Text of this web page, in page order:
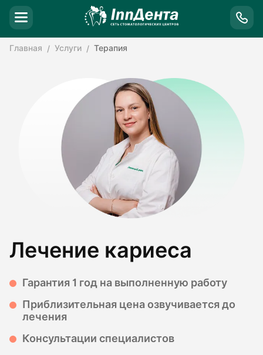
Главная Услуги Терапия
Лечение кариеса
Гарантия 1 год на выполненную работу
Приблизительная цена озвучивается до
лечения
Консультации специалистов